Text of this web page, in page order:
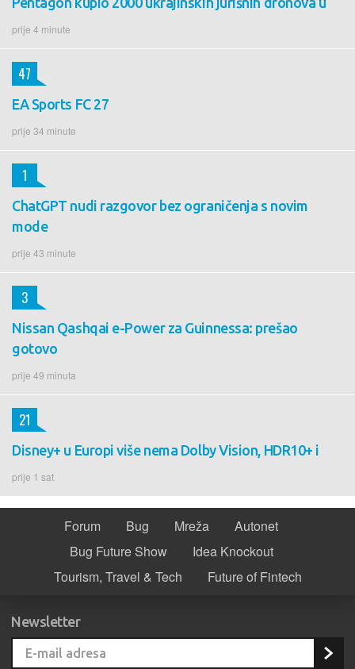
prije 4 minute
EA Sports FC 27
prije 34 minute
47
ChatGPT nudi razgovor bez ograničenja s novim
mode
prije 43 minute
1
Nissan Qashqai e-Power za Guinnessa: prešao
gotovo
prije 49 minuta
3
Disney+ u Europi više nema Dolby Vision, HDR10+ i
prije 1 sat
21
Forum Bug Mreža
Autonet
Bug Future Show
Idea Knockout
Tourism, Travel & Tech
Future of Fintech
Newsletter